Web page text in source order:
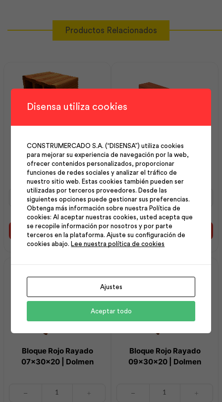
Productos Relacionados
Bloque Rojo Rayado
20x20x20 | Dolmen
Bloque
Rayado
20x20x20
Dolmen
Añadir al carrito
Bloque Rojo Rayado
10x20x41 | Dolmen
Bloque
Rojo
Rayado
10x20x41
|
Dolmen
cantidad
Añadir al carrito
Bloque Rojo Rayado
07x30x20 | Dolmen
Bloque Rojo Rayado
09x30x20 | Dolmen
Disensa utiliza cookies
CONSTRUMERCADO S.A. (“DISENSA”) utiliza cookies
para mejorar su experiencia de navegación por la web,
ofrecer contenidos personalizados, proporcionar
funciones de redes sociales y analizar el tráfico de
nuestro sitio web. Estas cookies también pueden ser
utilizadas por terceros proveedores. Desde las
siguientes opciones puede gestionar sus preferencias.
Obtenga más información sobre nuestra Política de
cookies: Al aceptar nuestras cookies, usted acepta que
se recopile información por nosotros y por parte
terceros en la plataforma. Ajuste su configuración de
cookies abajo.
Lee nuestra política de cookies
Ajustes
Aceptar todo